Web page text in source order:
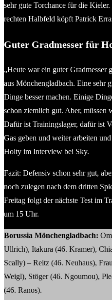
sehr gute Torchance für die
rechten Halbfeld köpft Patrick
Guter Gradmesser für
„Heute war ein guter Gradmesser
aus Mönchengladbach. Eine sehr
Dinge besser machen. Einige
schon ziemlich gut. Aber, müssen
Dafür ist Trainingslager, dafür ist
Gas geben und weiter arbeiten
Holty im Interview bei Sky.
Fazit: Defensiv schon sehr gut,
noch zulegen nach dem dritten
Freitag folgt der nächste Test im
um 15 Uhr.
Borussia Mönchengladbach:
Ullrich), Itakura (46. Kramer),
Scally) – Reitz (46. Neuhaus),
Weigl), Stöger (46. Ngoumou),
(46. Ranos).